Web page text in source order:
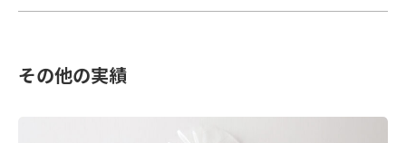
その他の実績